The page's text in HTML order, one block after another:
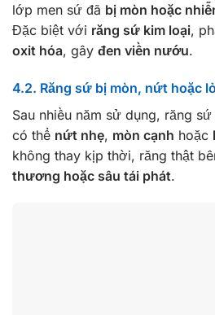
lớp men sứ đã bị mòn hoặc
Đặc biệt với răng sứ kim loại,
oxit hóa, gây đen viền nướu.
4.2. Răng sứ bị mòn, nứt hoặc
Sau nhiều năm sử dụng, răng
có thể nứt nhẹ, mòn cạnh hoặc
không thay kịp thời, răng thật
thương hoặc sâu tái phát.